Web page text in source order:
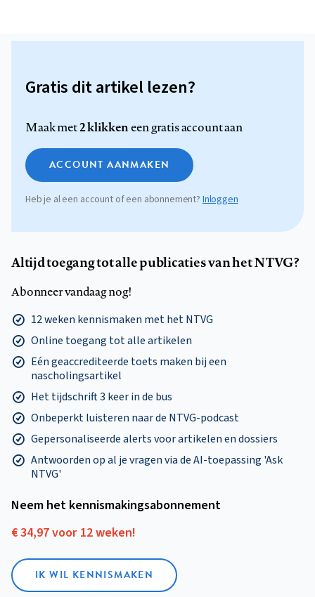
Gratis dit artikel lezen?
Maak met2 klikkeneen gratis account aan
ACCOUNT AANMAKEN
Heb je al een account of een abonnement? Inloggen
Altijd toegang tot alle publicaties van het NTVG?
Abonneer vandaag nog!
12 weken kennismaken met het NTVG
Online toegang tot alle artikelen
Eén geaccrediteerde toets maken bij een
nascholingsartikel
Het tijdschrift 3 keer in de bus
Onbeperkt luisteren naar de NTVG-podcast
Gepersonaliseerde alerts voor artikelen en dossiers
Antwoorden op al je vragen via de AI-toepassing 'Ask
NTVG'
Neem het kennismakings­abonnement
€ 34,97 voor 12 weken!
IK WIL KENNISMAKEN